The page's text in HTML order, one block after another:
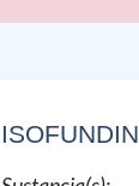
ISOFUNDIN